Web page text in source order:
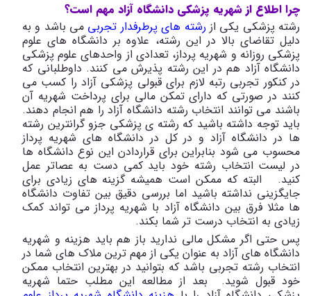
چرا اطلاع از شهریه پزشکی دانشگاه آزاد مهم است؟
رشته پزشکی یکی از رشته های پرطرفدار تجربی می باشد و به
دلیل تقاضای بالا در این رشته، علاوه بر دانشگاه های علوم
پزشکی روزانه و شهریه پرداز، تعدادی از واحدهای علوم پزشکی
دانشگاه آزاد هم در این رشته پذیرش می کنند. داوطلبانی که
در کنکور تجربی رتبه لازم برای قبولی پزشکی آزاد را کسب می
کنند در صورتی که دارای تمکن مالی برای پرداخت شهریه آن
باشند می توانند انتخاب رشته دانشگاه آزاد را هم انجام دهند.
باید توجه داشته باشید که رشته ی پزشکی جزو گرانترین رشته
ها در دانشگاه آزاد و در کل در دانشگاه های شهریه پرداز
محسوب می شود بنابراین برای قراردادن این نوع دانشگاه ها
در لیست انتخاب رشته خود باید کمی دست به عصاتر عمل
کنید. البته که ممکن است همیشه گزینه های زیادی برای
جایگزینی نداشته باشید اما بررسی دقیق بین تفاوت دانشگاه
ها مثلا فرق بین دانشگاه آزاد با شهریه پرداز می تواند کمک
زیادی به انتخاب درست تر شما بکند.
پس حتی اگر مشکل مالی ندارید باز هم باید هزینه و شهریه
دانشگاه های آزاد به عنوان یکی از مهم ترین ملاک های شما در
انتخاب رشته تجربی باشد که بتوانید در بهترین انتخاب ممکن
خود قبول شوید. بعد از مطالعه این مطلب حتما شهریه